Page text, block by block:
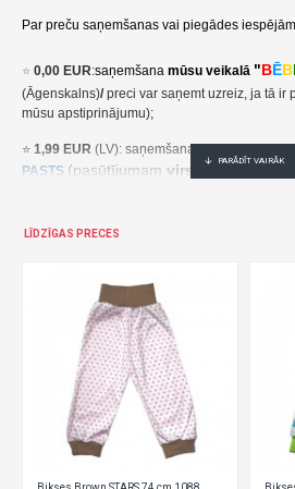
Par preču saņemšanas vai piegādes
⭐ 0,00 EUR:saņemšana mūsu veikalā "BĒBI
(Āgenskalns)/preci var saņemt uzreiz, ja tā ir
mūsu apstiprinājumu);
⭐ 1,99 EUR (LV): saņemšana pakomātā
PASTS (pasūtījumam virs 30,00 EUR-
⭐2,49 EUR(LT, EE): saņemšana pakomātā
2,49 EUR kättesaamine
kohaletoimetamine 2-5 tööpäeva jooksul;
LT: 2,49 EUR gavimas siuntų automate
pristatymas per 2–5 darbo dienas;
,50 EUR(LV): saņemšana Paku
30,00 EUR- bezmaksas), piegāde 1-3
??? EUR: KURJERS- cena ir atkarīga no
pasūtījuma saņemšanas mēs aprēķināsim un
LĪDZĪGAS PRECES